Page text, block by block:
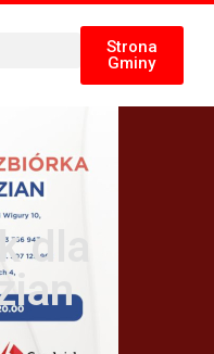
Strona
Gminy
dla